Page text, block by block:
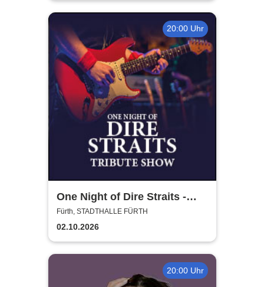
20:00 Uhr
One Night of Dire Straits -
Tribute Show
Fürth, STADTHALLE FÜRTH
02.10.2026
20:00 Uhr